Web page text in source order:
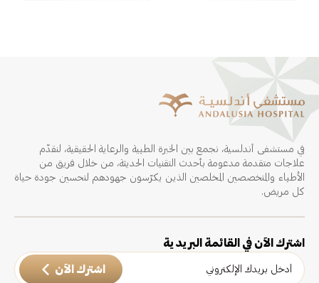
في مستشفى أندلسية، نجمع بين الخبرة الطبية والرعاية الحقيقية، لنقدّم
علاجات متقدمة مدعومة بأحدث التقنيات الحديثة، من خلال فريق من
الأطباء والمتخصصين المخلصين الذين يكرّسون جهودهم لتحسين جودة حياة
كل مريض.
اشترك الآن في القائمة البريدية
اشترك الآن